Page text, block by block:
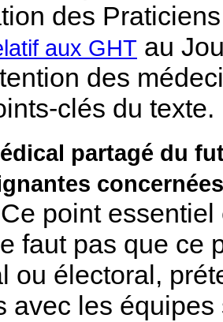
des
aux GHT au
des
clés du texte.
partagé du
concernées
point
faut pas que ce
ou électoral,
avec les équipes